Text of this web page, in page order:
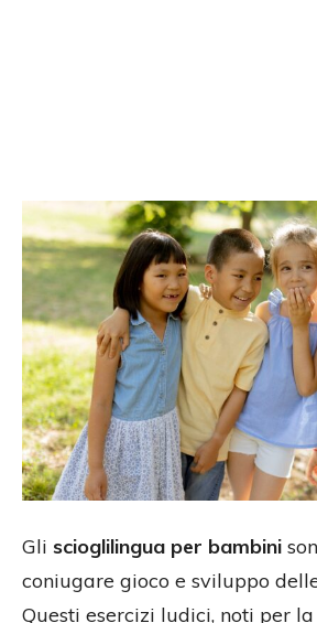
Gli scioglilingua per bambini
coniugare gioco e sviluppo
Questi esercizi ludici, noti per